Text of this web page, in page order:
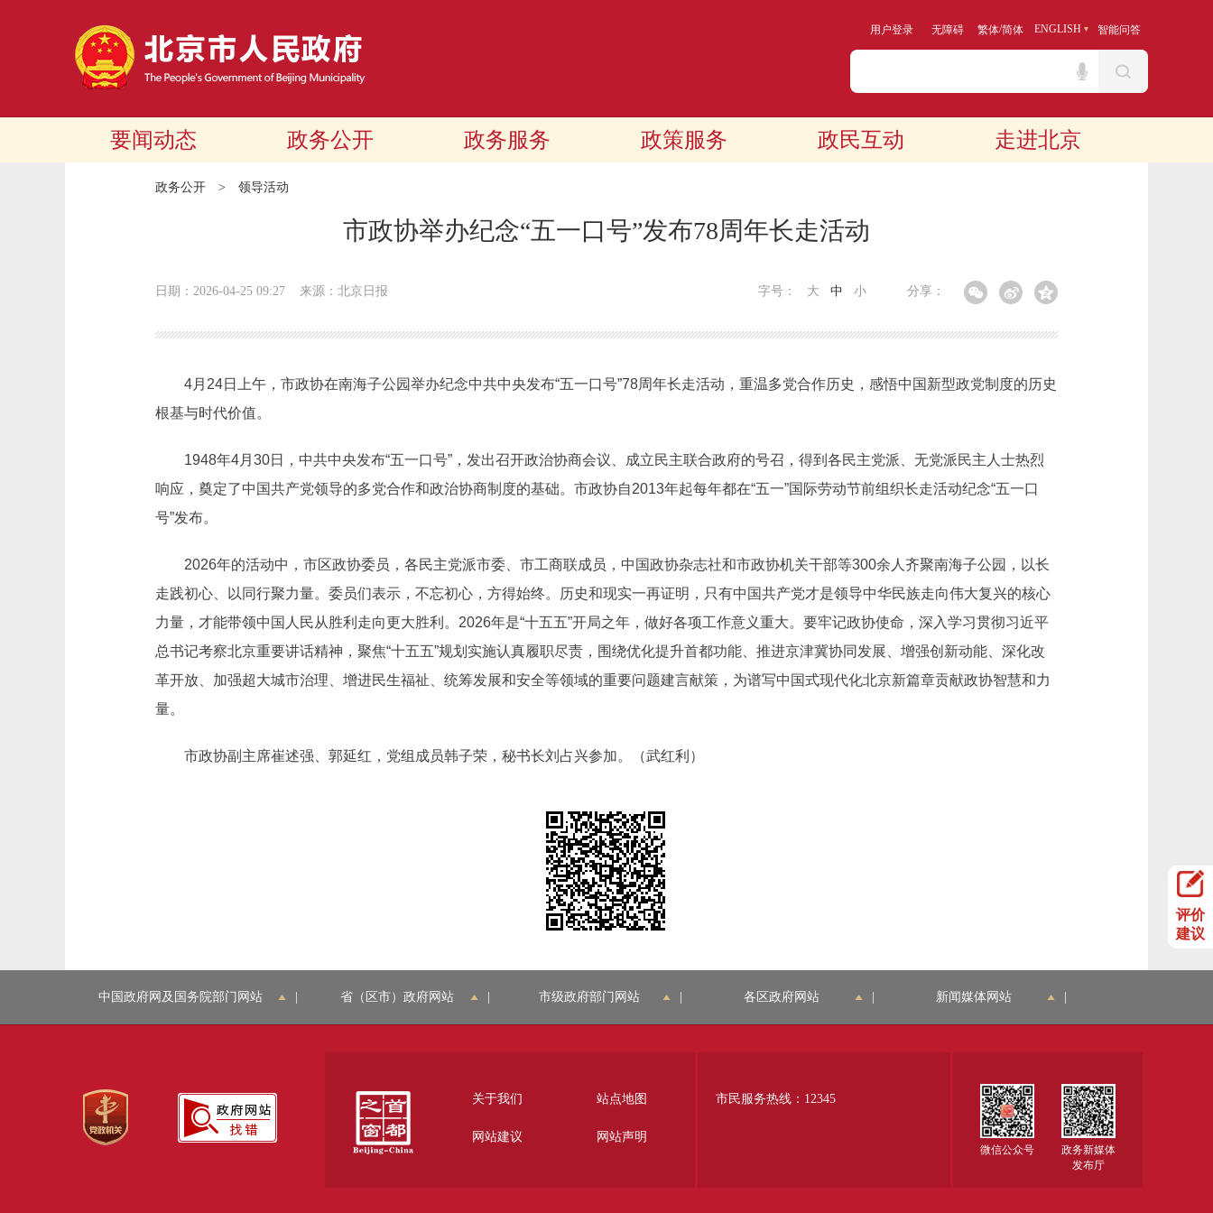
用户登录 无障碍 繁体/简体 ENGLISH 智能问答
要闻动态 政务公开 政务服务 政策服务 政民互动 走进北京
政务公开 > 领导活动
市政协举办纪念“五一口号”发布78周年长走活动
日期：2026-04-25 09:27 来源：北京日报 分享：
字号： 大 中 小
4月24日上午，市政协在南海子公园举办纪念中共中央发布“五一口号”78周年长走活动，重温多党合作历史，感悟中国新型政党制度的历史
根基与时代价值。
1948年4月30日，中共中央发布“五一口号”，发出召开政治协商会议、成立民主联合政府的号召，得到各民主党派、无党派民主人士热烈
响应，奠定了中国共产党领导的多党合作和政治协商制度的基础。市政协自2013年起每年都在“五一”国际劳动节前组织长走活动纪念“五一口
号”发布。
2026年的活动中，市区政协委员，各民主党派市委、市工商联成员，中国政协杂志社和市政协机关干部等300余人齐聚南海子公园，以长
走践初心、以同行聚力量。委员们表示，不忘初心，方得始终。历史和现实一再证明，只有中国共产党才是领导中华民族走向伟大复兴的核心
力量，才能带领中国人民从胜利走向更大胜利。2026年是“十五五”开局之年，做好各项工作意义重大。要牢记政协使命，深入学习贯彻习近平
总书记考察北京重要讲话精神，聚焦“十五五”规划实施认真履职尽责，围绕优化提升首都功能、推进京津冀协同发展、增强创新动能、深化改
革开放、加强超大城市治理、增进民生福祉、统筹发展和安全等领域的重要问题建言献策，为谱写中国式现代化北京新篇章贡献政协智慧和力
量。
市政协副主席崔述强、郭延红，党组成员韩子荣，秘书长刘占兴参加。（武红利）
评价
建议
中国政府网及国务院部门网站 省（区市）政府网站 市级政府部门网站 各区政府网站 新闻媒体网站
关于我们 站点地图
网站建议 网站声明
市民服务热线：12345
微信公众号
政务新媒体
发布厅